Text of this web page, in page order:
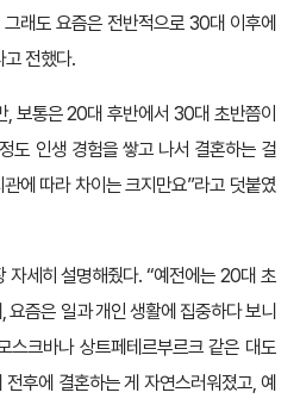
래도 요즘은 전반적으로 30대 이후에
고 전했다.
, 보통은 20대 후반에서 30대 초반쯤이
도 인생 경험을 쌓고 나서 결혼하는 걸
에 따라 차이는 크지만요”라고 덧붙였
자세히 설명해줬다. “예전에는 20대 초
요즘은 일과 개인 생활에 집중하다 보니
스크바나 상트페테르부르크 같은 대도
후에 결혼하는 게 자연스러워졌고, 예